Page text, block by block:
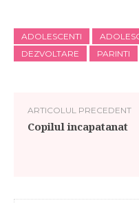
ADOLESCENTI
DEZVOLTARE
PARINTI
ARTICOLUL PRECEDENT
Copilul incapatanat